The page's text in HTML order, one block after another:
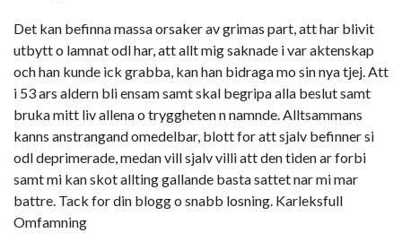
Det kan befinna massa orsaker av grimas part, att har blivit
utbytt o lamnat odl har, att allt mig saknade i var aktenskap
och han kunde ick grabba, kan han bidraga mo sin nya tjej. Att
i 53 ars aldern bli ensam samt skal begripa alla beslut samt
bruka mitt liv allena o tryggheten n namnde. Alltsammans
kanns anstrangand omedelbar, blott for att sjalv befinner si
odl deprimerade, medan vill sjalv villi att den tiden ar forbi
samt mi kan skot allting gallande basta sattet nar mi mar
battre. Tack for din blogg o snabb losning. Karleksfull
Omfamning